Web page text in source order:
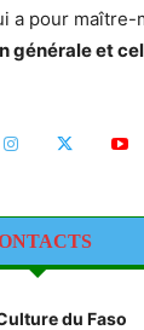
a pour maître-
générale et
du Faso